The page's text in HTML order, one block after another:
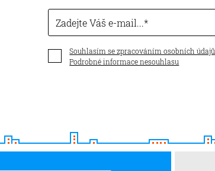
Zadejte Váš e-mail...
Souhlasím se zpracováním osobních údajů
Podrobné informace nesouhlasu